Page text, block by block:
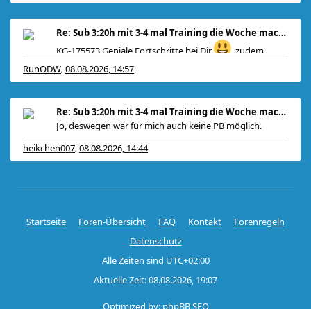
Re: Sub 3:20h mit 3-4 mal Training die Woche machb
KG-175573 Geniale Fortschritte bei Dir
, zudem
RunODW, 08.08.2026, 14:57
Re: Sub 3:20h mit 3-4 mal Training die Woche machb
Jo, deswegen war für mich auch keine PB möglich.
heikchen007, 08.08.2026, 14:44
Startseite Foren-Übersicht FAQ Kontakt
Forenregeln
Datenschutz
Alle Zeiten sind UTC+02:00
Aktuelle Zeit: 08.08.2026, 19:07
Optimized by: phpBB SEO